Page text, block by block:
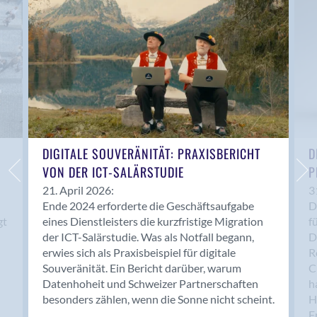
Anwil
Appenzell
Au SG
Baar
Baden
Balsthal
Balzers
Basel
Bassersdorf
Belp
Bendern
Benken (SG)
Bergdietikon
Berlin
Bern
Bern - Liebefeld
DIGITALE SOUVERÄNITÄT: PRAXISBERICHT
VON DER ICT-SALÄRSTUDIE
21. April 2026:
Ende 2024 erforderte die Geschäftsaufgabe
eines Dienstleisters die kurzfristige Migration
der ICT-Salärstudie. Was als Notfall begann,
erwies sich als Praxisbeispiel für digitale
Souveränität. Ein Bericht darüber, warum
Datenhoheit und Schweizer Partnerschaften
besonders zählen, wenn die Sonne nicht scheint.